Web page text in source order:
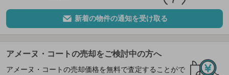
新着の物件の通知を受け取る
アメーヌ・コートの売却をご検討中の方へ
アメーヌ・コートの売却価格を無料で査定することがで